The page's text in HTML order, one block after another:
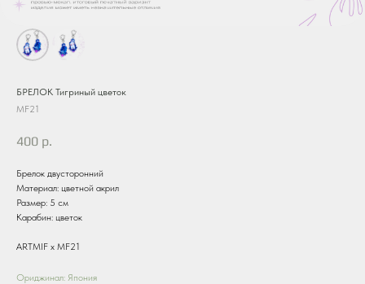
БРЕЛОК Тигриный цветок
MF21
400 р.
Брелок двусторонний
Материал: цветной акрил
Размер: 5 см
Карабин: цветок
ARTMIF х MF21
Ориджинал: Япония